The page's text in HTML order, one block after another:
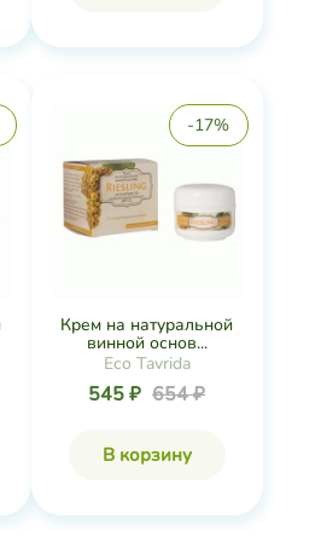
-17%
Крем на натуральной
винной основ...
Eco Tavrida
545 ₽ 654 ₽
В корзину